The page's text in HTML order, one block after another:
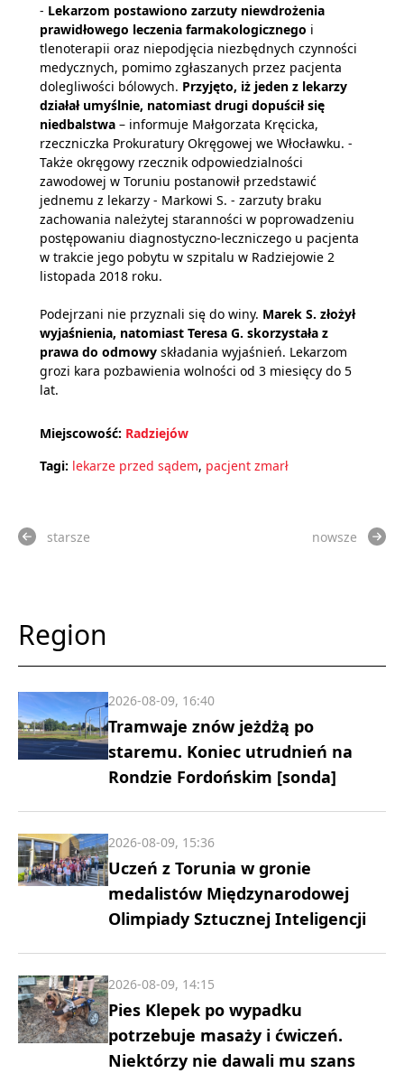
- Lekarzom postawiono zarzuty niewdrożenia
prawidłowego leczenia farmakologicznego i
tlenoterapii oraz niepodjęcia niezbędnych czynności
medycznych, pomimo zgłaszanych przez pacjenta
dolegliwości bólowych. Przyjęto, iż jeden z lekarzy
działał umyślnie, natomiast drugi dopuścił się
niedbalstwa – informuje Małgorzata Kręcicka,
rzeczniczka Prokuratury Okręgowej we Włocławku. -
Także okręgowy rzecznik odpowiedzialności
zawodowej w Toruniu postanowił przedstawić
jednemu z lekarzy - Markowi S. - zarzuty braku
zachowania należytej staranności w poprowadzeniu
postępowaniu diagnostyczno-leczniczego u pacjenta
w trakcie jego pobytu w szpitalu w Radziejowie 2
listopada 2018 roku.
Podejrzani nie przyznali się do winy. Marek S. złożył
wyjaśnienia, natomiast Teresa G. skorzystała z
prawa do odmowy składania wyjaśnień. Lekarzom
grozi kara pozbawienia wolności od 3 miesięcy do 5
lat.
Miejscowość: Radziejów
Tagi: lekarze przed sądem, pacjent zmarł
starsze nowsze
Region
Tramwaje znów jeżdżą po
staremu. Koniec utrudnień na
Rondzie Fordońskim [sonda]
2026-08-09, 16:40
Uczeń z Torunia w gronie
medalistów Międzynarodowej
Olimpiady Sztucznej Inteligencji
2026-08-09, 15:36
Pies Klepek po wypadku
potrzebuje masaży i ćwiczeń.
Niektórzy nie dawali mu szans
2026-08-09, 14:15